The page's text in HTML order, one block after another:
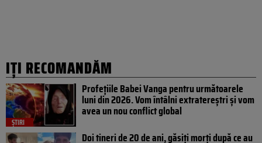
IȚI RECOMANDĂM
ȘTIRI
Profețiile Babei Vanga pentru următoarele
luni din 2026. Vom întâlni extratereștri și vom
avea un nou conflict global
Doi tineri de 20 de ani, găsiți morți după ce au